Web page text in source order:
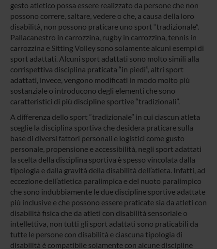
gesto atletico possa essere realizzato da persone che non
possono correre, saltare, vedere o che, a causa della loro
disabilità, non possono praticare uno sport “tradizionale”.
Pallacanestro in carrozzina, rugby in carrozzina, tennis in
carrozzina e Sitting Volley sono solamente alcuni esempi di
sport adattati. Alcuni sport adattati sono molto simili alla
corrispettiva disciplina praticata “in piedi”, altri sport
adattati, invece, vengono modificati in modo molto più
sostanziale o introducono degli elementi che sono
caratteristici di più discipline sportive “tradizionali”.
A differenza dello sport “tradizionale” in cui ciascun atleta
sceglie la disciplina sportiva che desidera praticare sulla
base di diversi fattori personali e logistici come gusto
personale, propensione e accessibilità, negli sport adattati
la scelta della disciplina sportiva è spesso vincolata dalla
tipologia e dalla gravità della disabilità dell’atleta. Infatti, ad
eccezione dell’atletica paralimpica e del nuoto paralimpico
che sono indubbiamente le due discipline sportive adattate
più inclusive e che possono essere praticate sia da atleti con
disabilità fisica che da atleti con disabilità sensoriale o
intellettiva, non tutti gli sport adattati sono praticabili da
tutte le persone con disabilità e ciascuna tipologia di
disabilità è compatibile solamente con alcune discipline